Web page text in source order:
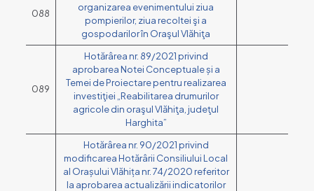
088
organizarea evenimentului ziua
pompierilor, ziua recoltei şi a
gospodarilor în Oraşul Vlăhiţa
089
Hotărârea nr. 89/2021 privind
aprobarea Notei Conceptuale și a
Temei de Proiectare pentru realizarea
investiţiei „Reabilitarea drumurilor
agricole din oraşul Vlăhiţa, judeţul
Harghita”
Hotărârea nr. 90/2021 privind
modificarea Hotărârii Consiliului Local
al Orașului Vlăhița nr. 74/2020 referitor
la aprobarea actualizării indicatorilor